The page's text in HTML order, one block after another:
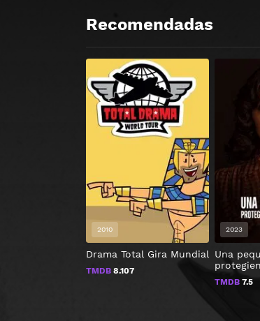
Recomendadas
Drama Total Gira Mundial
TMDB 8.107
2010
Una
TMDB 7.5
2023